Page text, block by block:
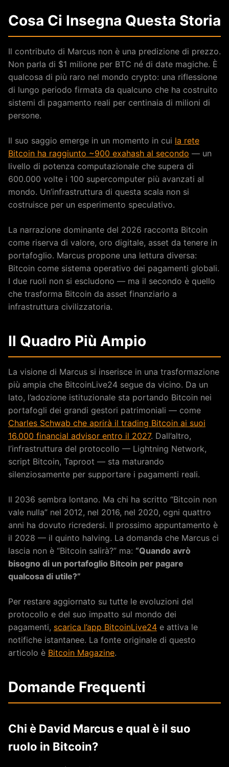
Cosa Ci Insegna Questa Storia
Il contributo di Marcus non è una predizione di prezzo.
Non parla di $1 milione per BTC né di date magiche. È
qualcosa di più raro nel mondo crypto: una riflessione
di lungo periodo firmata da qualcuno che ha costruito
sistemi di pagamento reali per centinaia di milioni di
persone.
Il suo saggio emerge in un momento in cui la rete
Bitcoin ha raggiunto ~900 exahash al secondo — un
livello di potenza computazionale che supera di
600.000 volte i 100 supercomputer più avanzati al
mondo. Un’infrastruttura di questa scala non si
costruisce per un esperimento speculativo.
La narrazione dominante del 2026 racconta Bitcoin
come riserva di valore, oro digitale, asset da tenere in
portafoglio. Marcus propone una lettura diversa:
Bitcoin come sistema operativo dei pagamenti globali.
I due ruoli non si escludono — ma il secondo è quello
che trasforma Bitcoin da asset finanziario a
infrastruttura civilizzatoria.
Il Quadro Più Ampio
La visione di Marcus si inserisce in una trasformazione
più ampia che BitcoinLive24 segue da vicino. Da un
lato, l’adozione istituzionale sta portando Bitcoin nei
portafogli dei grandi gestori patrimoniali — come
Charles Schwab che aprirà il trading Bitcoin ai suoi
16.000 financial advisor entro il 2027. Dall’altro,
l’infrastruttura del protocollo — Lightning Network,
script Bitcoin, Taproot — sta maturando
silenziosamente per supportare i pagamenti reali.
Il 2036 sembra lontano. Ma chi ha scritto “Bitcoin non
vale nulla” nel 2012, nel 2016, nel 2020, ogni quattro
anni ha dovuto ricredersi. Il prossimo appuntamento è
il 2028 — il quinto halving. La domanda che Marcus ci
lascia non è “Bitcoin salirà?” ma: “Quando avrò
bisogno di un portafoglio Bitcoin per pagare
qualcosa di utile?”
Per restare aggiornato su tutte le evoluzioni del
protocollo e del suo impatto sul mondo dei
pagamenti, scarica l’app BitcoinLive24 e attiva le
notifiche istantanee. La fonte originale di questo
articolo è Bitcoin Magazine.
Domande Frequenti
Chi è David Marcus e qual è il suo
ruolo in Bitcoin?